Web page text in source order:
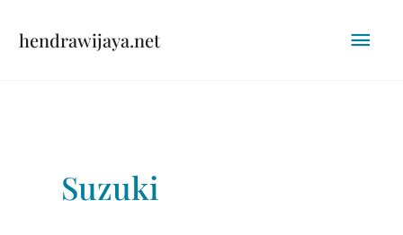
hendrawijaya.net
Suzuki